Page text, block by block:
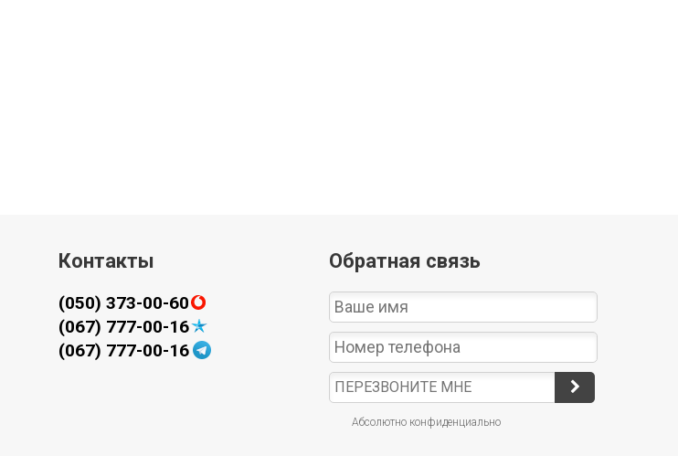
Контакты
(050) 373-00-60
(067) 777-00-16
(067) 777-00-16
Обратная связь
Абсолютно конфиденциально